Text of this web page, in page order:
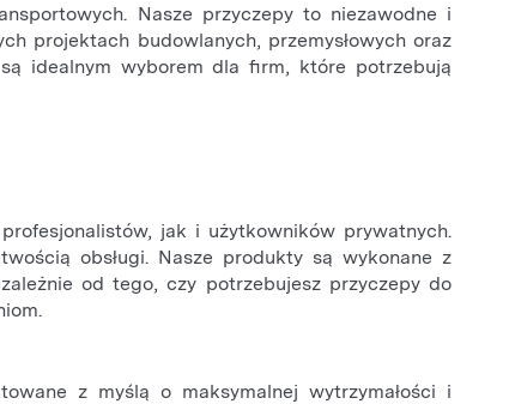
Nasze przyczepy to niezawodne i
projektach budowlanych, przemysłowych oraz
idealnym wyborem dla firm, które potrzebują
jak i użytkowników prywatnych.
obsługi. Nasze produkty są wykonane z
od tego, czy potrzebujesz przyczepy do
z myślą o maksymalnej wytrzymałości i